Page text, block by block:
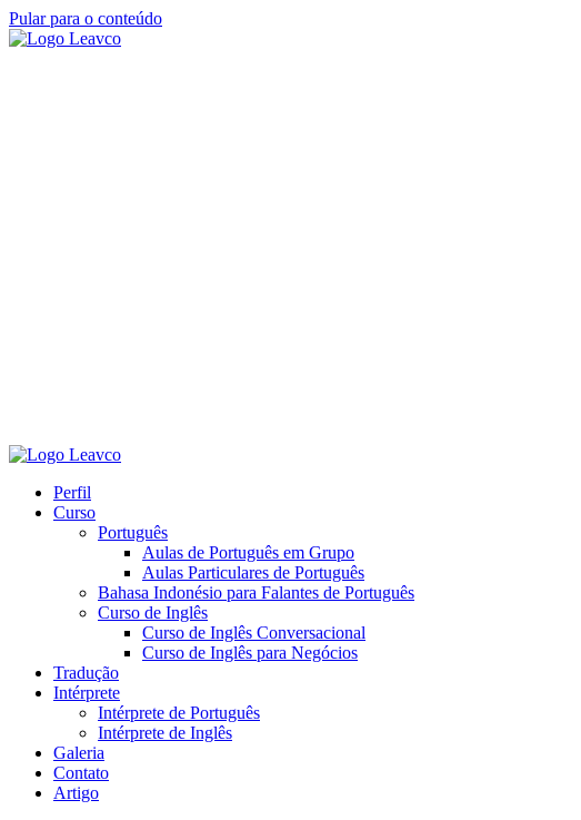
Pular para o conteúdo
Perfil
Curso
Português
Aulas de Português em Grupo
Aulas Particulares de Português
Bahasa Indonésio para Falantes de Português
Curso de Inglês
Curso de Inglês Conversacional
Curso de Inglês para Negócios
Tradução
Intérprete
Intérprete de Português
Intérprete de Inglês
Galeria
Contato
Artigo